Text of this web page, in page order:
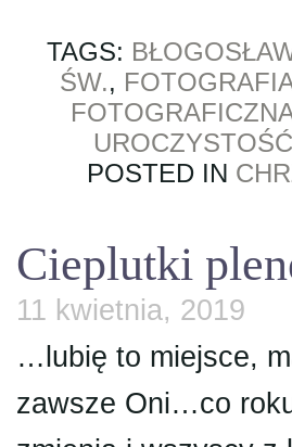
TAGS:
ŚW.,
POSTED IN
Cieplutki
11 kwietnia, 2019
…lubię to miejsce,
zawsze Oni…co